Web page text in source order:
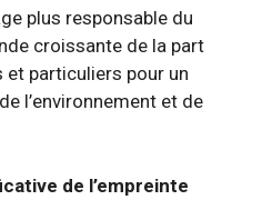
plus responsable du
croissante de la part
et particuliers pour un
de l’environnement et de
de l’empreinte